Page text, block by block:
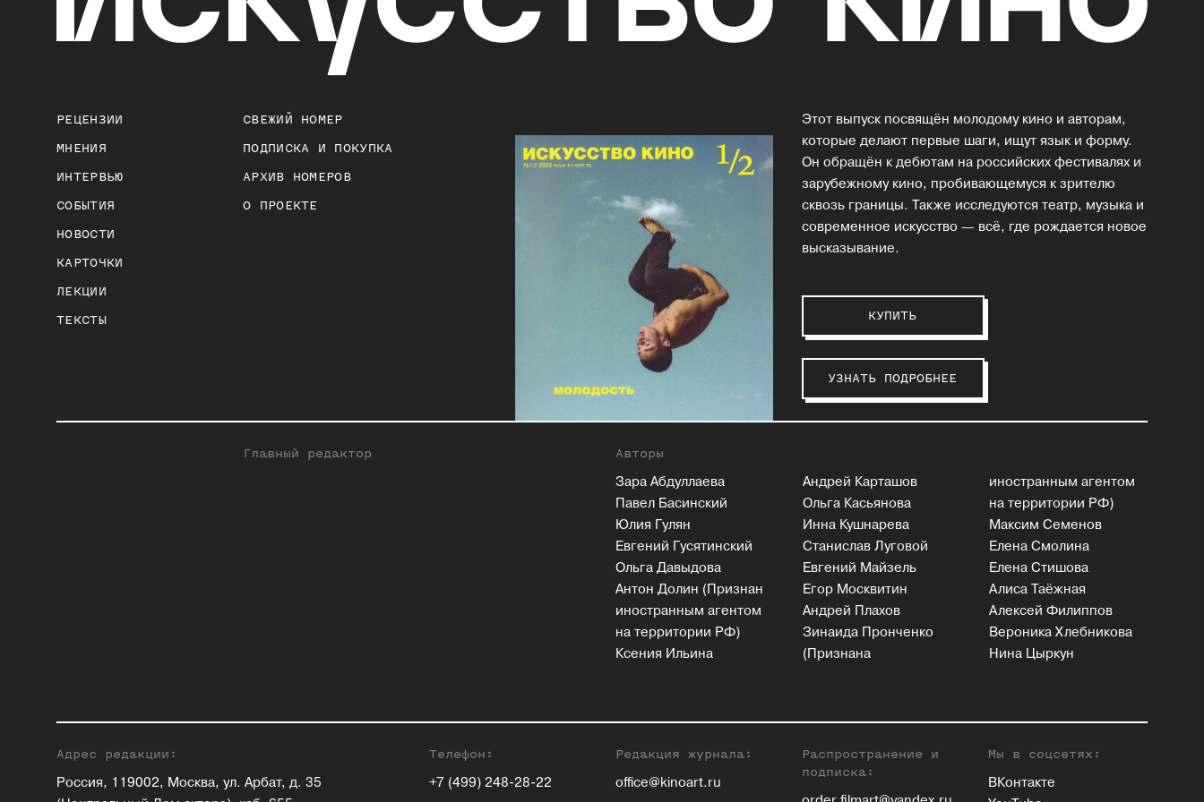
РЕЦЕНЗИИ
МНЕНИЯ
ИНТЕРВЬЮ
СОБЫТИЯ
НОВОСТИ
КАРТОЧКИ
ЛЕКЦИИ
ТЕКСТЫ
СВЕЖИЙ НОМЕР
ПОДПИСКА И ПОКУПКА
АРХИВ НОМЕРОВ
О ПРОЕКТЕ
Этот выпуск посвящён молодому кино и авторам,
которые делают первые шаги, ищут язык и форму.
Он обращён к дебютам на российских фестивалях и
зарубежному кино, пробивающемуся к зрителю
сквозь границы. Также исследуются театр, музыка и
современное искусство — всё, где рождается новое
высказывание.
КУПИТЬ
УЗНАТЬ ПОДРОБНЕЕ
Главный редактор Авторы
Зара Абдуллаева
Павел Басинский
Юлия Гулян
Евгений Гусятинский
Ольга Давыдова
Антон Долин (Признан
иностранным агентом
на территории РФ)
Ксения Ильина
Андрей Карташов
Ольга Касьянова
Инна Кушнарева
Станислав Луговой
Евгений Майзель
Егор Москвитин
Андрей Плахов
Зинаида Пронченко
(Признана
иностранным агентом
на территории РФ)
Максим Семенов
Елена Смолина
Елена Стишова
Алиса Таёжная
Алексей Филиппов
Вероника Хлебникова
Нина Цыркун
Адрес редакции:
Россия, 119002, Москва, ул. Арбат, д. 35
Телефон:
+7 (499) 248-28-22
Редакция журнала:
office@kinoart.ru
Распространение и
подписка:
Мы в соцсетях:
ВКонтакте